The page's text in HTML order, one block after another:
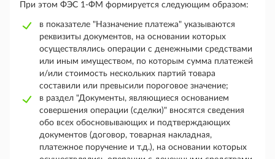
При этом ФЭС 1-ФМ формируется следующим образом:
в показателе "Назначение платежа" указываются
реквизиты документов, на основании которых
осуществлялись операции с денежными средствами
или иным имуществом, по которым сумма платежей
и/или стоимость нескольких партий товара
составили или превысили пороговое значение;
в раздел "Документы, являющиеся основанием
совершения операции (сделки)" вносятся сведения
обо всех обосновывающих и подтверждающих
документов (договор, товарная накладная,
платежное поручение и т.д.), на основании которых